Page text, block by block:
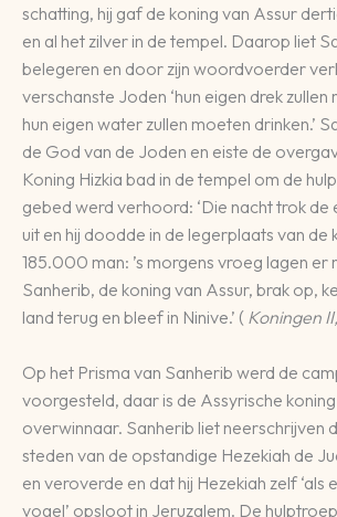
schatting, hij gaf de koning van Assur
en al het zilver in de tempel. Daarop liet
belegeren en door zijn woordvoerder
verschanste Joden ‘hun eigen drek zullen
hun eigen water zullen moeten drinken.’
de God van de Joden en eiste de
Koning Hizkia bad in de tempel om de
gebed werd verhoord: ‘Die nacht trok de
uit en hij doodde in de legerplaats van de
185.000 man: ’s morgens vroeg lagen er
Sanherib, de koning van Assur, brak op,
land terug en bleef in Ninive.’ ( Koningen
Op het Prisma van Sanherib werd de
voorgesteld, daar is de Assyrische
overwinnaar. Sanherib liet neerschrijven
steden van de opstandige Hezekiah de
en veroverde en dat hij Hezekiah zelf ‘als
vogel’ opsloot in Jeruzalem. De